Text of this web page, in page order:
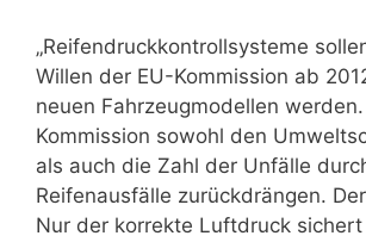
„Reifendruckkontrollsysteme
Willen der EU-Kommission ab
neuen Fahrzeugmodellen
Kommission sowohl den
als auch die Zahl der Unfälle
Reifenausfälle zurückdrängen.
Nur der korrekte Luftdruck